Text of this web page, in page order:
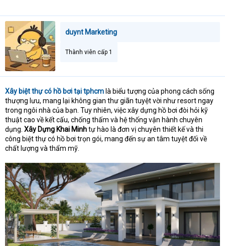
duynt Marketing
Thành viên cấp 1
Xây biệt thự có hồ bơi tại tphcm là biểu tượng của phong cách sống
thượng lưu, mang lại không gian thư giãn tuyệt vời như resort ngay
trong ngôi nhà của bạn. Tuy nhiên, việc xây dựng hồ bơi đòi hỏi kỹ
thuật cao về kết cấu, chống thấm và hệ thống vận hành chuyên
dụng. Xây Dựng Khai Minhtự hào là đơn vị chuyên thiết kế và thi
công biệt thự có hồ bơi trọn gói, mang đến sự an tâm tuyệt đối về
chất lượng và thẩm mỹ.